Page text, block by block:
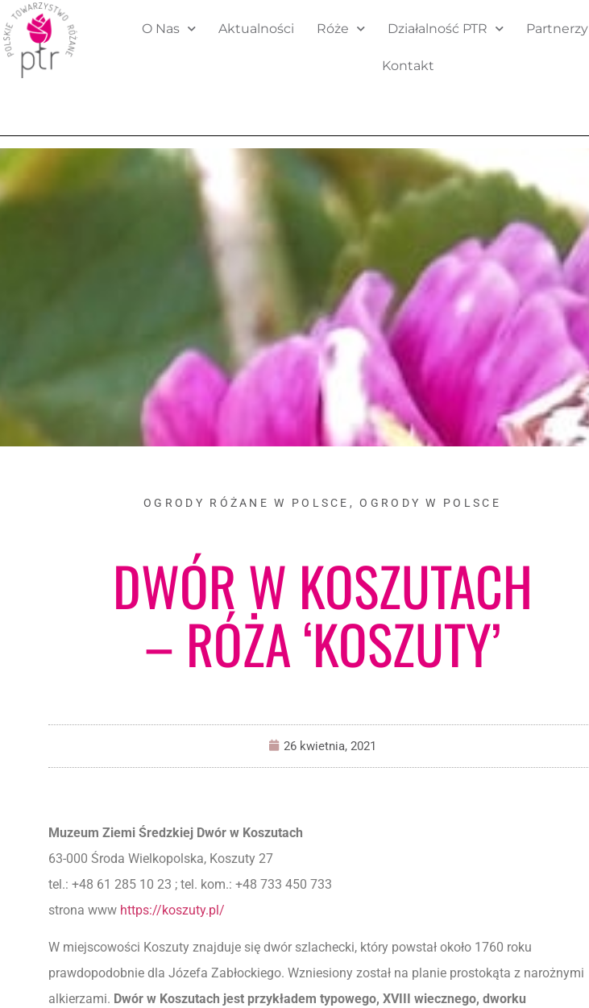
O Nas Aktualności Róże Działalność PTR Partnerzy
Kontakt
OGRODY RÓŻANE W POLSCE ,OGRODY W POLSCE
DWÓR W KOSZUTACH
– RÓŻA ‘KOSZUTY’
26 kwietnia, 2021
Muzeum Ziemi Średzkiej Dwór w Koszutach
63-000 Środa Wielkopolska, Koszuty 27
tel.: +48 61 285 10 23 ; tel. kom.: +48 733 450 733
strona www https://koszuty.pl/
W miejscowości Koszuty znajduje się dwór szlachecki, który powstał około 1760 roku
prawdopodobnie dla Józefa Zabłockiego. Wzniesiony został na planie prostokąta z narożnymi
alkierzami. Dwór w Koszutach jest przykładem typowego, XVIII wiecznego, dworku